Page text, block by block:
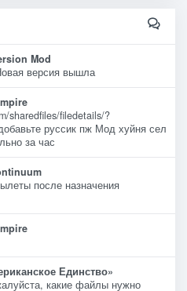
Mod
версия вышла
sharedfiles/filedetails/?
руссик пж Мод хуйня сел
за час
после назначения
Единство»
какие файлы нужно